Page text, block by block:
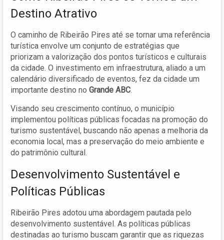
Destino Atrativo
O caminho de Ribeirão Pires até se tornar uma referência
turística envolve um conjunto de estratégias que
priorizam a valorização dos pontos turísticos e culturais
da cidade. O investimento em infraestrutura, aliado a um
calendário diversificado de eventos, fez da cidade um
importante destino no Grande ABC.
Visando seu crescimento contínuo, o município
implementou políticas públicas focadas na promoção do
turismo sustentável, buscando não apenas a melhoria da
economia local, mas a preservação do meio ambiente e
do patrimônio cultural.
Desenvolvimento Sustentável e
Políticas Públicas
Ribeirão Pires adotou uma abordagem pautada pelo
desenvolvimento sustentável. As políticas públicas
destinadas ao turismo buscam garantir que as riquezas